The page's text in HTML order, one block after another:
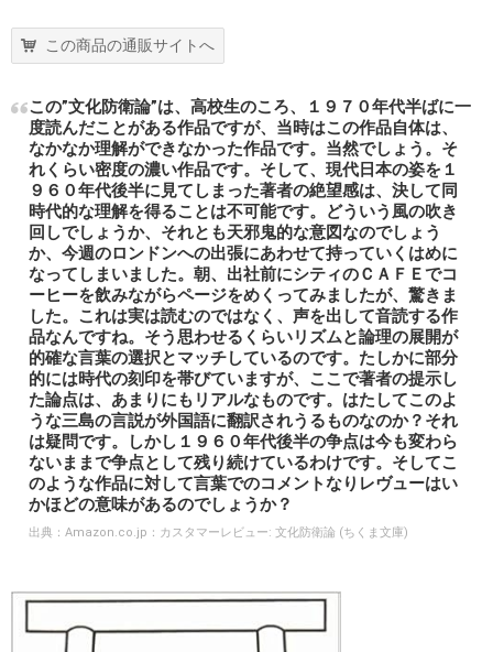
この商品の通販サイトへ
この”文化防衛論”は、高校生のころ、１９７０年代半ばに一
度読んだことがある作品ですが、当時はこの作品自体は、
なかなか理解ができなかった作品です。当然でしょう。そ
れくらい密度の濃い作品です。そして、現代日本の姿を１
９６０年代後半に見てしまった著者の絶望感は、決して同
時代的な理解を得ることは不可能です。どういう風の吹き
回しでしょうか、それとも天邪鬼的な意図なのでしょう
か、今週のロンドンへの出張にあわせて持っていくはめに
なってしまいました。朝、出社前にシティのＣＡＦＥでコ
ーヒーを飲みながらページをめくってみましたが、驚きま
した。これは実は読むのではなく、声を出して音読する作
品なんですね。そう思わせるくらいリズムと論理の展開が
的確な言葉の選択とマッチしているのです。たしかに部分
的には時代の刻印を帯びていますが、ここで著者の提示し
た論点は、あまりにもリアルなものです。はたしてこのよ
うな三島の言説が外国語に翻訳されうるものなのか？それ
は疑問です。しかし１９６０年代後半の争点は今も変わら
ないままで争点として残り続けているわけです。そしてこ
のような作品に対して言葉でのコメントなりレヴューはい
かほどの意味があるのでしょうか？
出典： Amazon.co.jp：カスタマーレビュー: 文化防衛論 (ちくま文庫)